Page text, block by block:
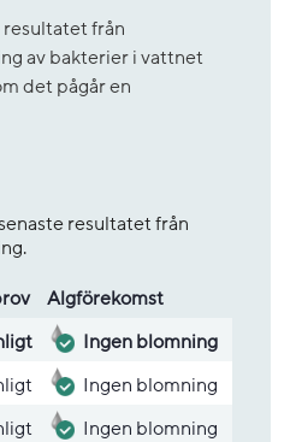
resultatet från
av bakterier i vattnet
det pågår en
resultatet från
Alg­före­komst
Ingen blomning
Ingen blomning
Ingen blomning